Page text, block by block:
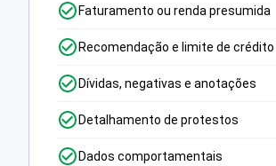
Faturamento ou renda presumida
Recomendação e limite de crédito
Dívidas, negativas e anotações
Detalhamento de protestos
Dados comportamentais